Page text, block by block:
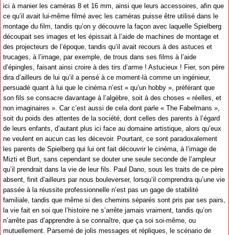
ici à manier les caméras 8 et 16 mm, ainsi que leurs accessoires, afin que
ce qu’il avait lui-même filmé avec les caméras puisse être utilisé dans le
montage du film, tandis qu’on y découvre la façon avec laquelle Spielberg
découpait ses images et les épissait à l’aide de machines de montage et
des projecteurs de l’époque, tandis qu’il avait recours à des astuces et
trucages, à l’image, par exemple, de trous dans ses films à l’aide
d’épingles, faisant ainsi croire à des tirs d’arme ! Astucieux ! Fier, son père
dira d’ailleurs de lui qu’il a pensé à ce moment-là comme un ingénieur,
persuadé quant à lui que le cinéma n’est « qu’un hobby », préférant que
son fils se consacre davantage à l’algèbre, soit à des choses « réelles, et
non imaginaires ». Car c’est aussi de cela dont parle « The Fabelmans »,
soit du poids des attentes de la société, dont celles des parents à l’égard
de leurs enfants, d’autant plus ici face au domaine artistique, alors qu’eux
ne veulent en aucun cas les décevoir. Pourtant, ce sont paradoxalement
les parents de Spielberg qui lui ont fait découvrir le cinéma, à l’image de
Mizti et Burt, sans cependant se douter une seule seconde de l’ampleur
qu’il prendrait dans la vie de leur fils. Paul Dano, sous les traits de ce père
absent, finit d’ailleurs par nous bouleverser, lorsqu’il comprendra qu’une vie
passée à la réussite professionnelle n’est pas un gage de stabilité
familiale, tandis que même si des chemins séparés sont pris par ses pairs,
la vie fait en soi que l’histoire ne s’arrête jamais vraiment, tandis qu’on
n’arrête pas d’apprendre à se connaître, que ça soi soi-même, ou
mutuellement. Parsemé de jolis messages et répliques, le scénario de